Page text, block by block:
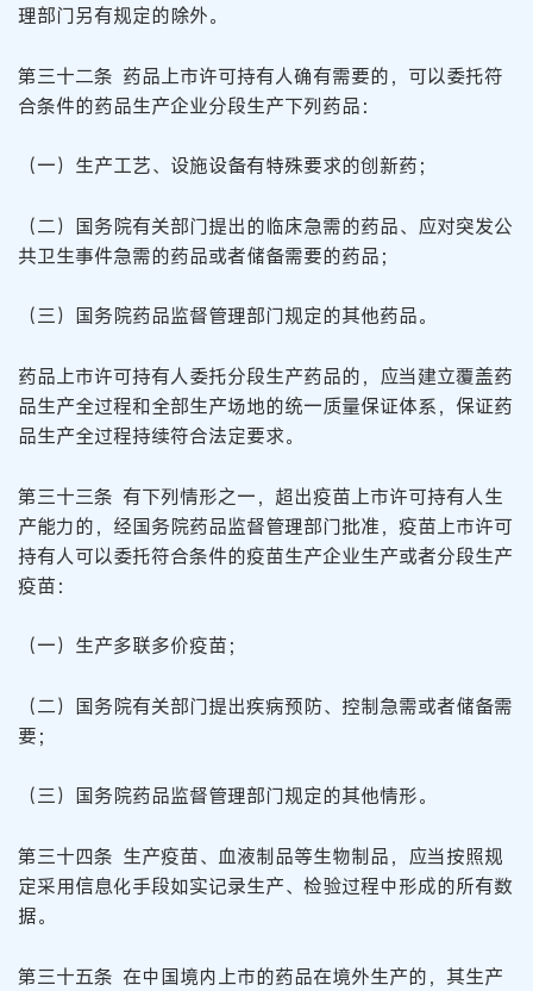
理部门另有规定的除外。
第三十二条 药品上市许可持有人确有需要的，可以委托符
合条件的药品生产企业分段生产下列药品：
（一）生产工艺、设施设备有特殊要求的创新药；
（二）国务院有关部门提出的临床急需的药品、应对突发公
共卫生事件急需的药品或者储备需要的药品；
（三）国务院药品监督管理部门规定的其他药品。
药品上市许可持有人委托分段生产药品的，应当建立覆盖药
品生产全过程和全部生产场地的统一质量保证体系，保证药
品生产全过程持续符合法定要求。
第三十三条 有下列情形之一，超出疫苗上市许可持有人生
产能力的，经国务院药品监督管理部门批准，疫苗上市许可
持有人可以委托符合条件的疫苗生产企业生产或者分段生产
疫苗：
（一）生产多联多价疫苗；
（二）国务院有关部门提出疾病预防、控制急需或者储备需
要；
（三）国务院药品监督管理部门规定的其他情形。
第三十四条 生产疫苗、血液制品等生物制品，应当按照规
定采用信息化手段如实记录生产、检验过程中形成的所有数
据。
第三十五条 在中国境内上市的药品在境外生产的，其生产